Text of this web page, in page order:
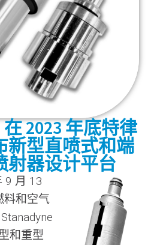
2023 年底特律
新型直喷式和端
射器设计平台
9 月 13
料和空气
和重型